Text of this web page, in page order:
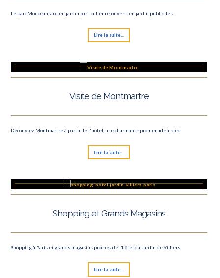
Le parc Monceau, ancien jardin particulier reconverti en jardin public des...
Lire la suite...
Visite de Montmartre
Découvrez Montmartre à partir de l'hôtel, une charmante promenade à pied
Lire la suite...
Shopping et Grands Magasins
Shopping à Paris et grands magasins proches de l’hôtel du Jardin de Villiers
Lire la suite...